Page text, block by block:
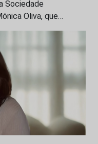
Sociedade
Oliva, que…